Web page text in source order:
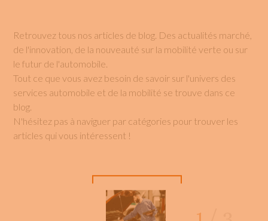
Retrouvez tous nos articles de blog. Des actualités marché,
de l'innovation, de la nouveauté sur la mobilité verte ou sur
le futur de l'automobile.
Tout ce que vous avez besoin de savoir sur l'univers des
services automobile et de la mobilité se trouve dans ce
blog.
N'hésitez pas à naviguer par catégories pour trouver les
articles qui vous intéressent !
1